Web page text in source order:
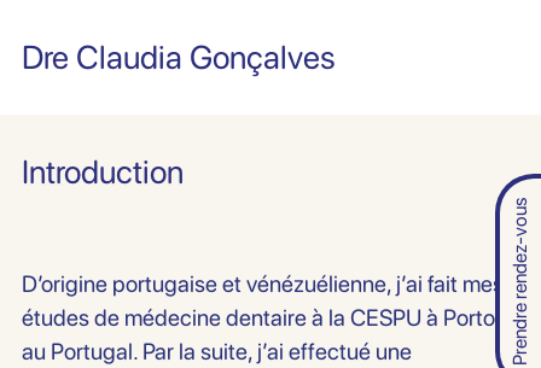
Prendre rendez-vous
Dre Claudia Gonçalves
Introduction
D’origine portugaise et vénézuélienne, j’ai fait mes
études de médecine dentaire à la CESPU à Porto,
au Portugal. Par la suite, j’ai effectué une